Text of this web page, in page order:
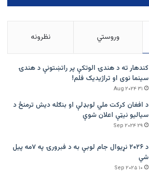
وروستي نظرونه
کندهار ته د هندۍ الوتکې پر راتښتونې د هندۍ
سینما نوی او تراژيديک فلم!
۳۱ Aug ۲۰۲۴
د افغان کرکت ملي لوبډلې او بنګله دیش ترمنځ د
سیالیو نیټې اعلان شوې
۲۹ Sep ۲۰۲۴
د ۲۰۲۶ نړیوال جام لوبې به د فبرورۍ په ۷مه پیل
شي
۱۰ Sep ۲۰۲۵